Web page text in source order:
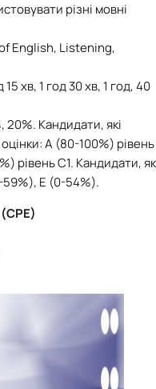
різні мовні
English, Listening,
15 хв, 1 год 30 хв, 1 год, 40
Кандидати, які
A (80-100%) рівень
рівень С1. Кандидати,
59%), E (0-54%).